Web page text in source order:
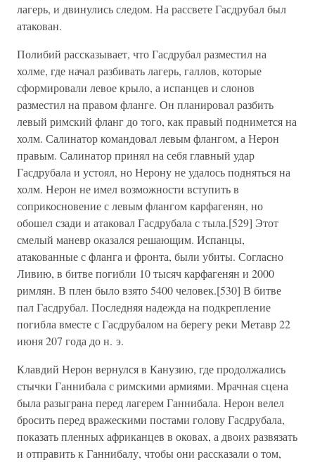
лагерь, и двинулись следом. На рассвете Гасдрубал был
атакован.
Полибий рассказывает, что Гасдрубал разместил на
холме, где начал разбивать лагерь, галлов, которые
сформировали левое крыло, а испанцев и слонов
разместил на правом фланге. Он планировал разбить
левый римский фланг до того, как правый поднимется на
холм. Салинатор командовал левым флангом, а Нерон
правым. Салинатор принял на себя главный удар
Гасдрубала и устоял, но Нерону не удалось подняться на
холм. Нерон не имел возможности вступить в
соприкосновение с левым флангом карфагенян, но
обошел сзади и атаковал Гасдрубала с тыла.[529] Этот
смелый маневр оказался решающим. Испанцы,
атакованные с фланга и фронта, были убиты. Согласно
Ливию, в битве погибли 10 тысяч карфагенян и 2000
римлян. В плен было взято 5400 человек.[530] В битве
пал Гасдрубал. Последняя надежда на подкрепление
погибла вместе с Гасдрубалом на берегу реки Метавр 22
июня 207 года до н. э.
Клавдий Нерон вернулся в Канузию, где продолжались
стычки Ганнибала с римскими армиями. Мрачная сцена
была разыграна перед лагерем Ганнибала. Нерон велел
бросить перед вражескими постами голову Гасдрубала,
показать пленных африканцев в оковах, а двоих развязать
и отправить к Ганнибалу, чтобы они рассказали о том,